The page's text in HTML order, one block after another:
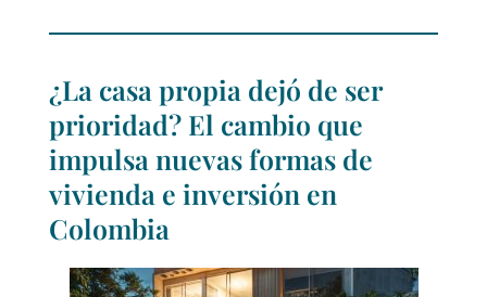
¿La casa propia dejó de ser
prioridad? El cambio que
impulsa nuevas formas de
vivienda e inversión en
Colombia